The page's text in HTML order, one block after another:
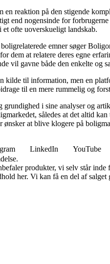
en reaktion på den stigende
end nogensinde for
ofte uoverskueligt landskab.
emner søger
dem at relatere deres egne
vil gavne både den enkelte og
til information, men en
til en mere rummelig og
grundighed i sine analyser og
således at det altid
ønsker at blive klogere på
LinkedIn YouTube
produkter, vi selv står
her. Vi kan få en del af